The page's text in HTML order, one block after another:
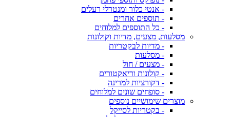
- אנטי כלור ומנטרלי רעלים
- תוספים אחרים
- כל התוספים למלוחים
מסלעות, מצעים, מדיות וקולונות
- מדיות לבקטריות
- מסלעות
- מצעים / חול
- קולונות וריאקטורים
- דקורציות למרינה
- סופחים שונים למלוחים
מוצרים שימושיים נוספים
- בקטריות לסייקל